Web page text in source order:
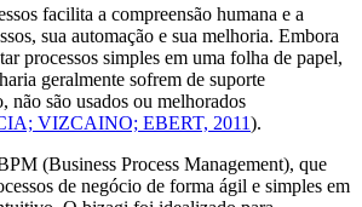
facilita a compreensão humana e a
sua automação e sua melhoria. Embora
processos simples em uma folha de papel,
geralmente sofrem de suporte
não são usados ou melhorados
VIZCAINO; EBERT, 2011).
(Business Process Management), que
de negócio de forma ágil e simples em